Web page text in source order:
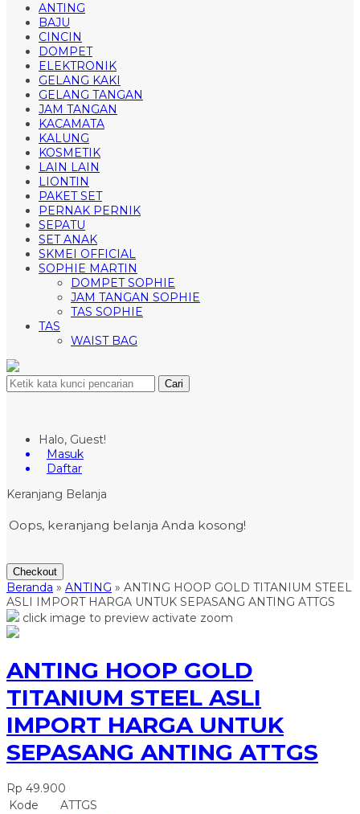
ANTING
BAJU
CINCIN
DOMPET
ELEKTRONIK
GELANG KAKI
GELANG TANGAN
JAM TANGAN
KACAMATA
KALUNG
KOSMETIK
LAIN LAIN
LIONTIN
PAKET SET
PERNAK PERNIK
SEPATU
SET ANAK
SKMEI OFFICIAL
SOPHIE MARTIN
DOMPET SOPHIE
JAM TANGAN SOPHIE
TAS SOPHIE
TAS
WAIST BAG
Cari
Halo, Guest!
Masuk
Daftar
Keranjang Belanja
Oops, keranjang belanja Anda kosong!
Checkout
Beranda » ANTING » ANTING HOOP GOLD TITANIUM STEEL
ASLI IMPORT HARGA UNTUK SEPASANG ANTING ATTGS
click image to preview activate zoom
ANTING HOOP GOLD
TITANIUM STEEL ASLI
IMPORT HARGA UNTUK
SEPASANG ANTING ATTGS
Rp 49.900
Kode
ATTGS